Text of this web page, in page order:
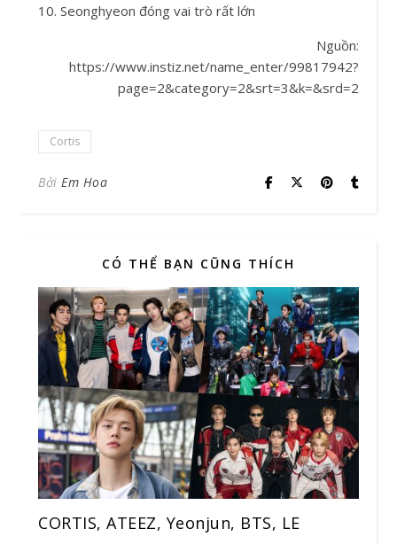
10. Seonghyeon đóng vai trò rất lớn
Nguồn:
https://www.instiz.net/name_enter/99817942?
page=2&category=2&srt=3&k=&srd=2
Cortis
Bởi Em Hoa
CÓ THỂ BẠN CŨNG THÍCH
CORTIS, ATEEZ, Yeonjun, BTS, LE